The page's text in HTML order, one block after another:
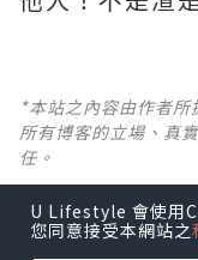
*本站之內容由作者
所有博客的立場、真
任。
【 U Creator 招募
出Post賺現金獎
U Lifestyle 會使用
您同意接受本網站之